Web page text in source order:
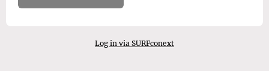
Log in via SURFconext